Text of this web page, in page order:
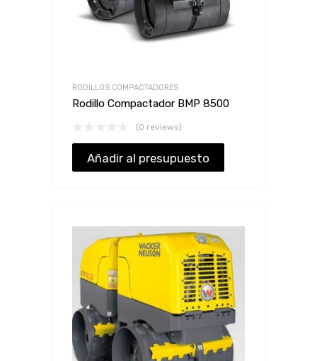
RODILLOS COMPACTADORES
Rodillo Compactador BMP 8500
(0 reviews)
Añadir al presupuesto